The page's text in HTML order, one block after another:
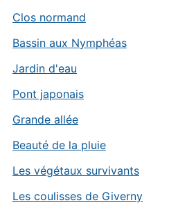
Clos normand
Bassin aux Nymphéas
Jardin d'eau
Pont japonais
Grande allée
Beauté de la pluie
Les végétaux survivants
Les coulisses de Giverny